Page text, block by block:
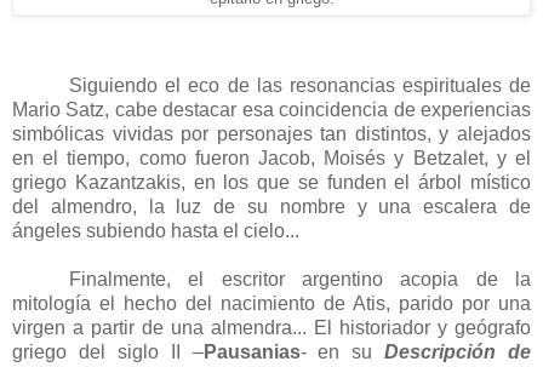
Siguiendo el eco de las resonancias espirituales de
Mario Satz, cabe destacar esa coincidencia de experiencias
simbólicas vividas por personajes tan distintos, y alejados
en el tiempo, como fueron Jacob, Moisés y Betzalet, y el
griego Kazantzakis, en los que se funden el árbol místico
del almendro, la luz de su nombre y una escalera de
ángeles subiendo hasta el cielo...
Finalmente, el escritor argentino acopia de la
mitología el hecho del nacimiento de Atis, parido por una
virgen a partir de una almendra... El historiador y geógrafo
griego del siglo II –Pausanias- en suDescripción de